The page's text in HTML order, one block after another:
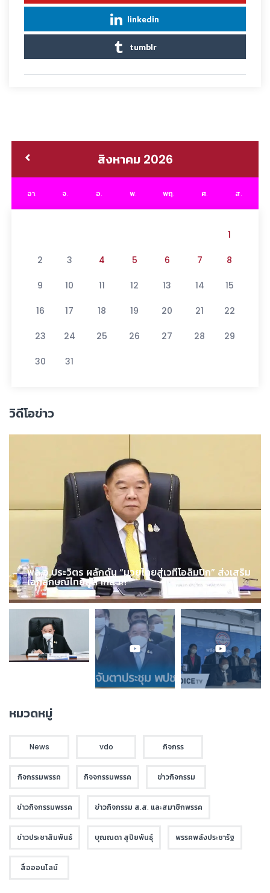
linkedin
tumblr
สิงหาคม 2026
อา. จ. อ. พ. พฤ. ศ. ส.
1
2 3 4 5 6 7 8
9 10 11 12 13 14 15
16 17 18 19 20 21 22
23 24 25 26 27 28 29
30 31
วิดีโอข่าว
พล.อ.ประวิตร ผลักดัน “มวยไทยสู่เวทีโอลิมปิก” ส่งเสริม
เอกลักษณ์ไทยสู่สากล !!!
หมวดหมู่
News vdo กิจกรร
กิจกรรมพรรค กิจจกรรมพรรค ข่าวกิจกรรม
ข่าวกิจกรรมพรรค ข่าวกิจกรรม ส.ส. และสมาชิกพรรค
ข่าวประชาสัมพันธ์ บุณณดา สุปิยพันธุ์ พรรคพลังประชารัฐ
สื่อออนไลน์